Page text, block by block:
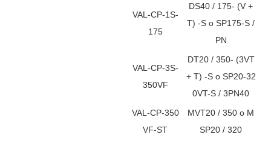
VAL-CP-1S-
175
DS40 / 175- (V +
T) -S o SP175-S /
PN
VAL-CP-3S-
350VF
DT20 / 350- (3VT
+ T) -S o SP20-32
0VT-S / 3PN40
VAL-CP-350
VF-ST
MVT20 / 350 o M
SP20 / 320